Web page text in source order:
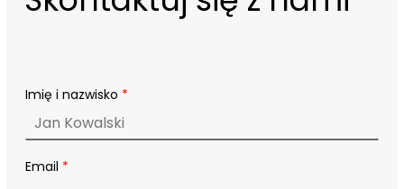
Imię i nazwisko *
I
m
Email *